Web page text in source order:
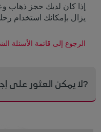
إذا كان لديك حجز ذهاب
يزال بإمكانك استخدام
الرجوع إلى قائمة الأسئلة
?لا يمكن العثور على